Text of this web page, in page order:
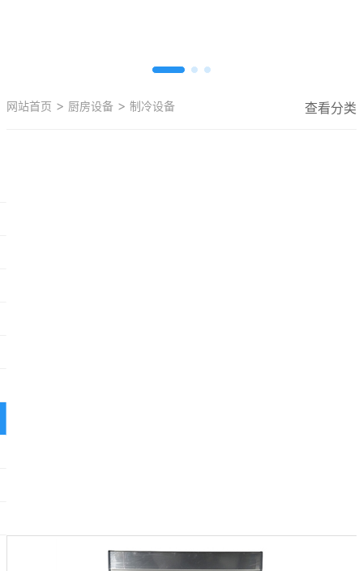
网站首页 > 厨房设备 > 制冷设备 查看分类